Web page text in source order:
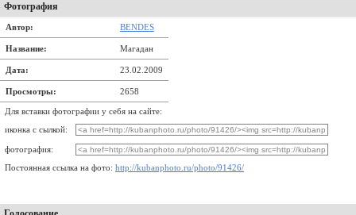
Фотография
Автор: BENDES
Название: Магадан
Дата: 23.02.2009
Просмотры: 2658
Для вставки фотографии у себя на сайте:
иконка с сылкой:
фотография:
Постоянная ссылка на фото: http://kubanphoto.ru/photo/91426/